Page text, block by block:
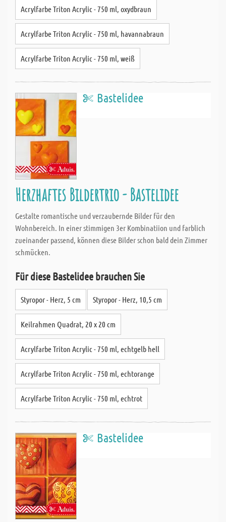
Acrylfarbe Triton Acrylic - 750 ml, oxydbraun
Acrylfarbe Triton Acrylic - 750 ml, havannabraun
Acrylfarbe Triton Acrylic - 750 ml, weiß
Bastelidee
Herzhaftes Bildertrio - Bastelidee
Gestalte romantische und verzaubernde Bilder für den
Wohnbereich. In einer stimmigen 3er Kombinatiion und farblich
zueinander passend, können diese Bilder schon bald dein Zimmer
schmücken.
Für diese Bastelidee brauchen Sie
Styropor - Herz, 5 cm Styropor - Herz, 10,5 cm
Keilrahmen Quadrat, 20 x 20 cm
Acrylfarbe Triton Acrylic - 750 ml, echtgelb hell
Acrylfarbe Triton Acrylic - 750 ml, echtorange
Acrylfarbe Triton Acrylic - 750 ml, echtrot
Bastelidee